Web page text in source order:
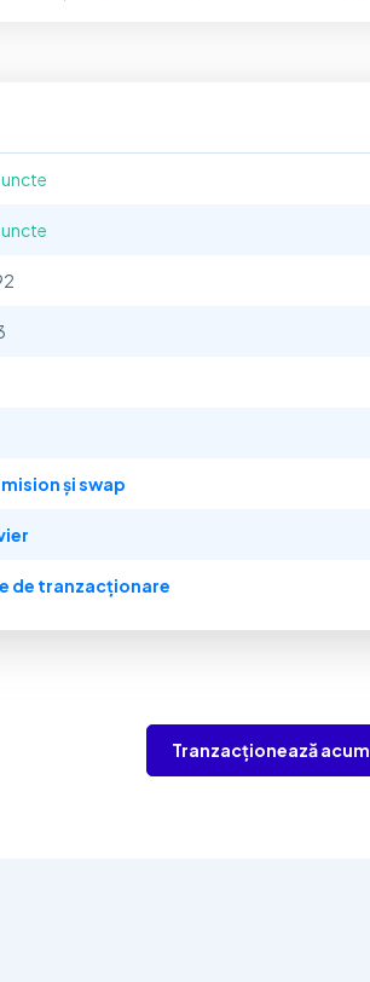
și swap
de tranzacționare
Tranzacționează acum